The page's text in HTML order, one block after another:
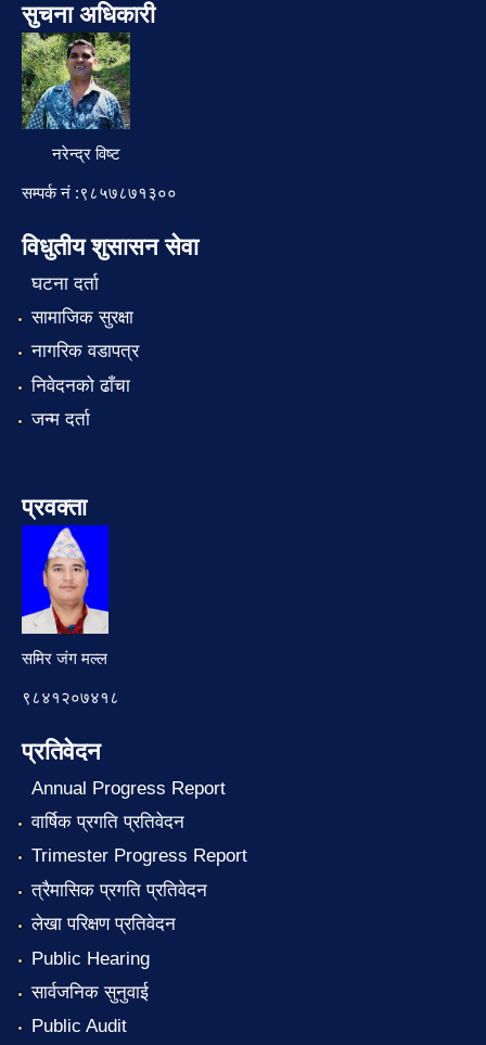
सुचना अधिकारी
नरेन्द्र विष्ट
सम्पर्क नं :९८५७८७१३००
विधुतीय शुसासन सेवा
घटना दर्ता
सामाजिक सुरक्षा
नागरिक वडापत्र
निवेदनको ढाँचा
जन्म दर्ता
प्रवक्ता
समिर जंग मल्ल
९८४१२०७४१८
प्रतिवेदन
Annual Progress Report
वार्षिक प्रगति प्रतिवेदन
Trimester Progress Report
त्रैमासिक प्रगति प्रतिवेदन
लेखा परिक्षण प्रतिवेदन
Public Hearing
सार्वजनिक सुनुवाई
Public Audit